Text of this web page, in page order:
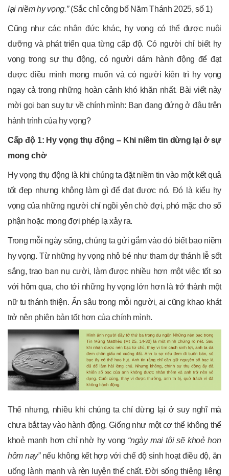
lại niềm hy vọng.”(Sắc chỉ công bố Năm Thánh 2025, số 1)
Cũng như các nhân đức khác, hy vọng có thể được nuôi
dưỡng và phát triển qua từng cấp độ. Có người chỉ biết hy
vọng trong sự thụ động, có người dám hành động để đạt
được điều mình mong muốn và có người kiên trì hy vọng
ngay cả trong những hoàn cảnh khó khăn nhất. Bài viết này
mời gọi bạn suy tư về chính mình: Bạn đang đứng ở đâu trên
hành trình của hy vọng?
Cấp độ 1: Hy vọng thụ động – Khi niềm tin dừng lại ở sự
mong chờ
Hy vọng thụ động là khi chúng ta đặt niềm tin vào một kết quả
tốt đẹp nhưng không làm gì để đạt được nó. Đó là kiểu hy
vọng của những người chỉ ngồi yên chờ đợi, phó mặc cho số
phận hoặc mong đợi phép lạ xảy ra.
Trong mỗi ngày sống, chúng ta gửi gắm vào đó biết bao niềm
hy vọng. Từ những hy vọng nhỏ bé như tham dự thánh lễ sốt
sắng, trao ban nụ cười, làm được nhiều hơn một việc tốt so
với hôm qua, cho tới những hy vọng lớn hơn là trở thành một
nữ tu thánh thiện. Ẩn sâu trong mỗi người, ai cũng khao khát
trở nên phiên bản tốt hơn của chính mình.
Thế nhưng, nhiều khi chúng ta chỉ dừng lại ở suy nghĩ mà
chưa bắt tay vào hành động. Giống như một cơ thể không thể
khoẻ mạnh hơn chỉ nhờ hy vọng “ngày mai tôi sẽ khoẻ hơn
hôm nay”nếu không kết hợp với chế độ sinh hoạt điều độ, ăn
uống lành mạnh và rèn luyện thể chất. Đời sống thiêng liêng